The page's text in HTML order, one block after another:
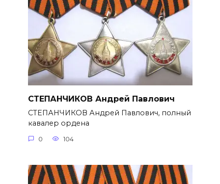
СТЕПАНЧИКОВ Андрей Павлович
СТЕПАНЧИКОВ Андрей Павлович, полный
кавалер ордена
0 104